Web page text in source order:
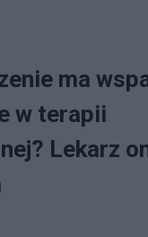
ma
w terapii
Lekarz